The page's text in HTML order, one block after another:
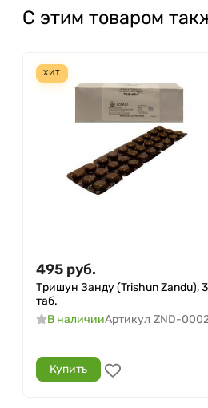
С этим товаром
ХИТ
495 руб.
Тришун Занду (Trishun Zandu),
таб.
В наличииАртикул ZND-
Купить